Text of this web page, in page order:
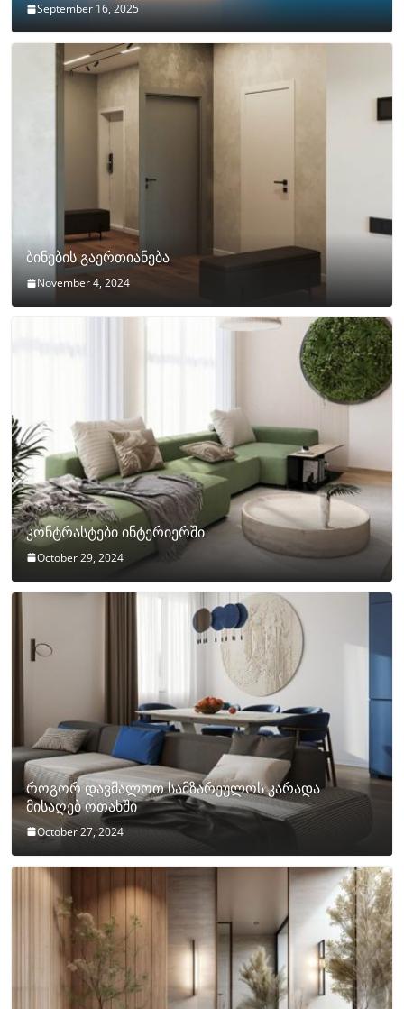
September 16, 2025
ბინების გაერთიანება
November 4, 2024
კონტრასტები ინტერიერში
October 29, 2024
როგორ დავმალოთ სამზარეულოს კარადა
მისაღებ ოთახში
October 27, 2024